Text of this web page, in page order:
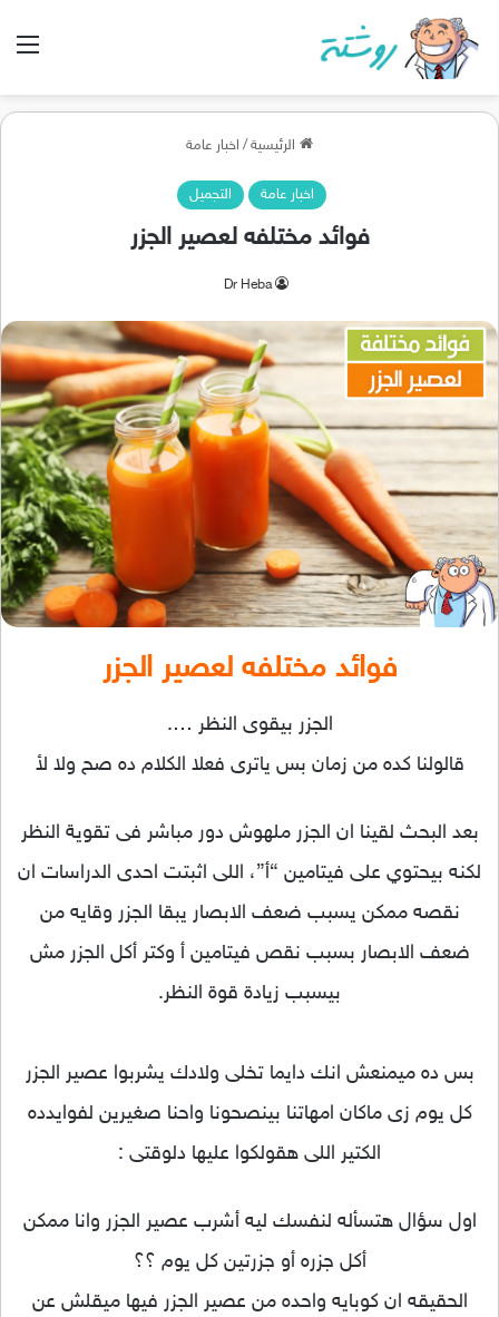
الرئيسية/ اخبار عامة
اخبار عامة التجميل
فوائد مختلفه لعصير الجزر
Dr Heba
فوائد مختلفه لعصير الجزر
الجزر بيقوى النظر ….
قالولنا كده من زمان بس ياترى فعلا الكلام ده صح ولا لأ
بعد البحث لقينا ان الجزر ملهوش دور مباشر فى تقوية النظر
لكنه بيحتوي على فيتامين “أ”، اللى اثبتت احدى الدراسات ان
نقصه ممكن يسبب ضعف الابصار يبقا الجزر وقايه من
ضعف الابصار بسبب نقص فيتامين أ وكتر أكل الجزر مش
بيسبب زيادة قوة النظر.
بس ده ميمنعش انك دايما تخلى ولادك يشربوا عصير الجزر
كل يوم زى ماكان امهاتنا بينصحونا واحنا صغيرين لفوايدده
الكتير اللى هقولكوا عليها دلوقتى :
اول سؤال هتسأله لنفسك ليه أشرب عصير الجزر وانا ممكن
أكل جزره أو جزرتين كل يوم ؟؟
الحقيقه ان كوبايه واحده من عصير الجزر فيها ميقلش عن